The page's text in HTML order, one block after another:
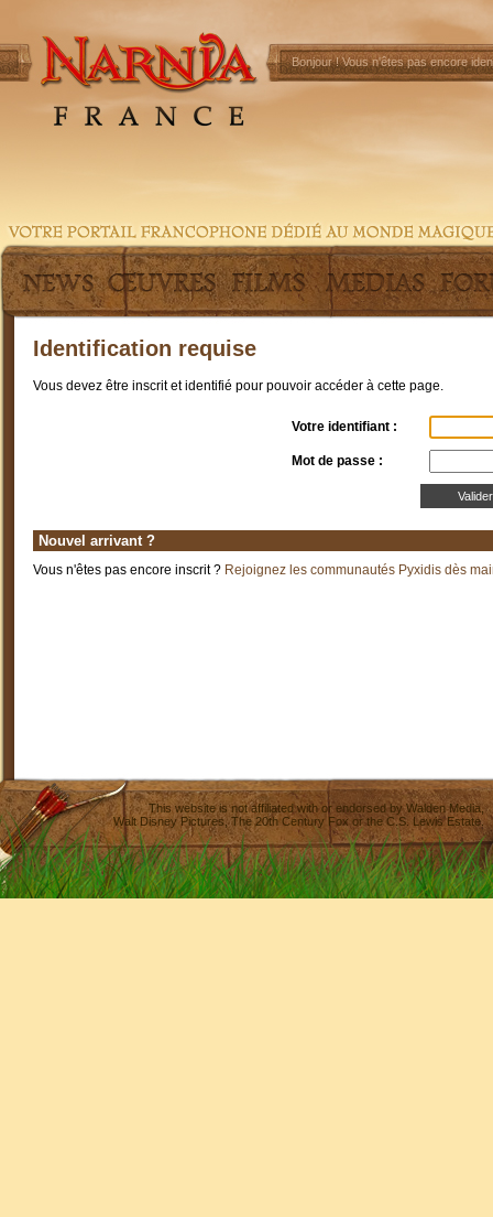
Bonjour !Vous n'êtes pas encore
Identification requise
Vous devez être inscrit et identifié pour pouvoir accéder à cette page.
Votre identifiant :
Mot de passe :
Nouvel arrivant ?
Vous n'êtes pas encore inscrit ? Rejoignez les communautés Pyxidis dès
This website is not affiliated with or endorsed byWalden Media
Walt Disney Pictures,The 20th Century Fox or the C.S. Lewis Estate.